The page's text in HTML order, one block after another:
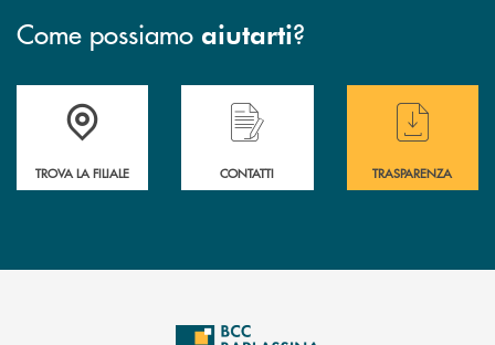
Come possiamo aiutarti?
Accedi all' elenco completo delle filiali di BCC Barlassina.
TROVA LA FILIALE
Hai bisogno di assistenza immediata ?
CONTATTI
Hai bisogno di
TRASPARENZA